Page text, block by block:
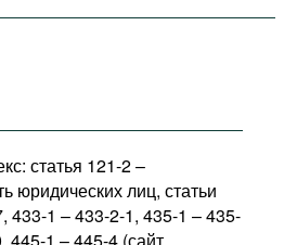
статья 121-2 –
юридических лиц, статьи
433-1 – 433-2-1, 435-1 – 435-